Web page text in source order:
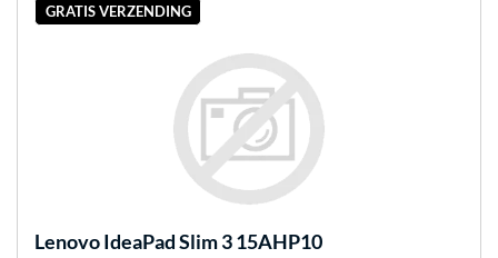
GRATIS VERZENDING
LenovoIdeaPad Slim 3 15AHP10